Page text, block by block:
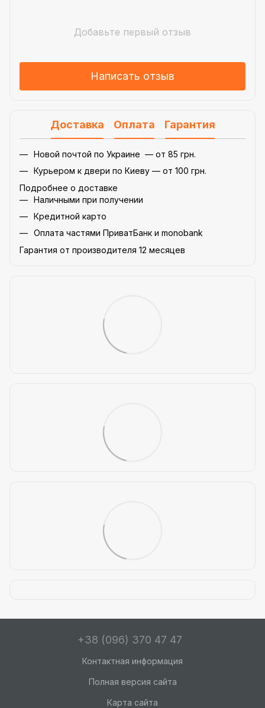
Добавьте первый отзыв
Написать отзыв
Доставка Оплата Гарантия
Новой почтой по Украине — от 85 грн.
Курьером к двери по Киеву — от 100 грн.
Подробнее о доставке
Наличными при получении
Кредитной карто
Оплата частями ПриватБанк и monobank
Гарантия от производителя 12 месяцев
+38 (096) 370 47 47
Контактная информация
Полная версия сайта
Карта сайта